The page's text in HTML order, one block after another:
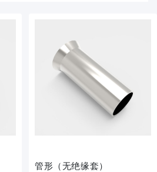
管形（无绝缘套）